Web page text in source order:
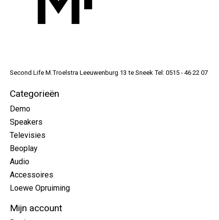
Second Life M.Troelstra Leeuwenburg 13 te Sneek Tel: 0515 - 46 22 07
Categorieën
Demo
Speakers
Televisies
Beoplay
Audio
Accessoires
Loewe Opruiming
Mijn account